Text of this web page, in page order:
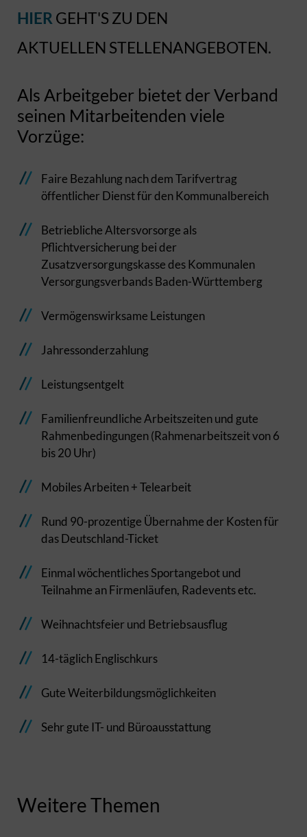
HIER GEHT'S ZU DEN
AKTUELLEN STELLENANGEBOTEN.
Als Arbeitgeber bietet der Verband
seinen Mitarbeitenden viele
Vorzüge:
Faire Bezahlung nach dem Tarifvertrag
öffentlicher Dienst für den Kommunalbereich
Betriebliche Altersvorsorge als
Pflichtversicherung bei der
Zusatzversorgungskasse des Kommunalen
Versorgungsverbands Baden-Württemberg
Vermögenswirksame Leistungen
Jahressonderzahlung
Leistungsentgelt
Familienfreundliche Arbeitszeiten und gute
Rahmenbedingungen (Rahmenarbeitszeit von 6
bis 20 Uhr)
Mobiles Arbeiten + Telearbeit
Rund 90-prozentige Übernahme der Kosten für
das Deutschland-Ticket
Einmal wöchentliches Sportangebot und
Teilnahme an Firmenläufen, Radevents etc.
Weihnachtsfeier und Betriebsausflug
14-täglich Englischkurs
Gute Weiterbildungsmöglichkeiten
Sehr gute IT- und Büroausstattung
Weitere Themen